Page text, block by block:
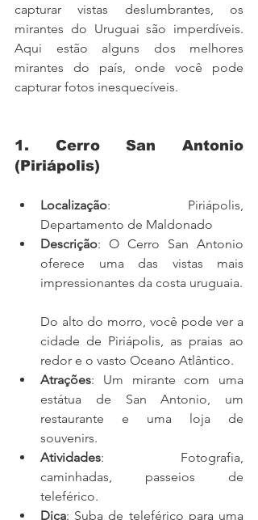
capturar vistas deslumbrantes, os
mirantes do Uruguai são imperdíveis.
Aqui estão alguns dos melhores
mirantes do país, onde você pode
capturar fotos inesquecíveis.
1. Cerro San Antonio
(Piriápolis)
Localização: Piriápolis,
Departamento de Maldonado
Descrição: O Cerro San Antonio
oferece uma das vistas mais
Do alto do morro, você pode ver a
cidade de Piriápolis, as praias ao
redor e o vasto Oceano Atlântico.
Atrações: Um mirante com uma
estátua de San Antonio, um
restaurante e uma loja de
souvenirs.
Atividades: Fotografia,
caminhadas, passeios de
teleférico.
Dica: Suba de teleférico para uma